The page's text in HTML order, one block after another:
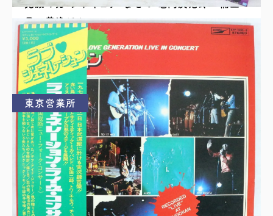
鬼滅の刃 フィギュア まとめ 竈門炭治郎・禰豆
子・善逸ほか
東京営業所